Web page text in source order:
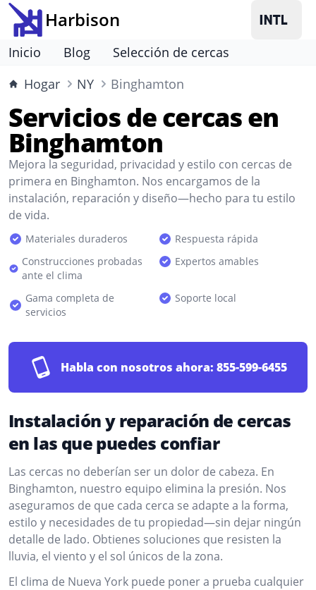
Harbison
Inicio Blog
Selección de cercas
Hogar
NY Binghamton
Servicios de cercas en
Binghamton
Mejora la seguridad, privacidad y estilo con cercas de
primera en Binghamton. Nos encargamos de la
instalación, reparación y diseño—hecho para tu estilo
de vida.
Materiales duraderos
Respuesta rápida
Construcciones probadas
ante el clima
Expertos amables
Gama completa de
servicios
Soporte local
Habla con nosotros ahora: 855-599-6455
Instalación y reparación de cercas
en las que puedes confiar
Las cercas no deberían ser un dolor de cabeza. En
Binghamton, nuestro equipo elimina la presión. Nos
aseguramos de que cada cerca se adapte a la forma,
estilo y necesidades de tu propiedad—sin dejar ningún
detalle de lado. Obtienes soluciones que resisten la
lluvia, el viento y el sol únicos de la zona.
El clima de Nueva York puede poner a prueba cualquier